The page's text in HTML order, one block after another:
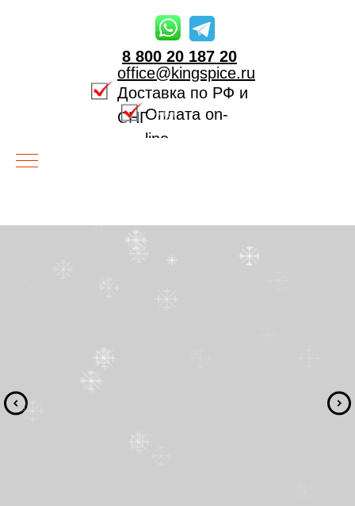
8 800 20 187 20
office@kingspice.ru
Доставка по РФ и
СНГОплата on-
line